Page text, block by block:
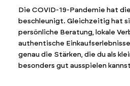
Die COVID-19-Pandemie hat
beschleunigt. Gleichzeitig hat
persönliche Beratung, lokale
authentische
genau die Stärken, die du als
besonders gut ausspielen